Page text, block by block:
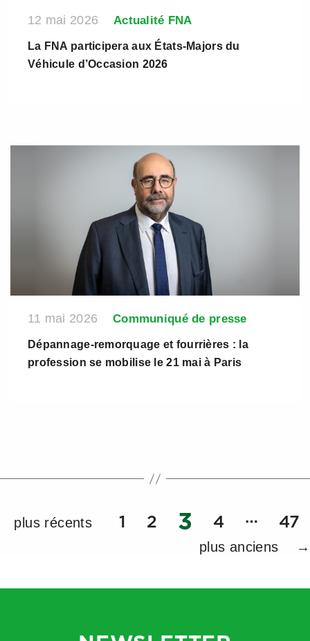
12 mai 2026 Actualité FNA
La FNA participera aux États-Majors du
Véhicule d’Occasion 2026
11 mai 2026 Communiqué de presse
Dépannage-remorquage et fourrières : la
profession se mobilise le 21 mai à Paris
Pagination
plus récents 1 2 3 4 … 47
plus anciens →